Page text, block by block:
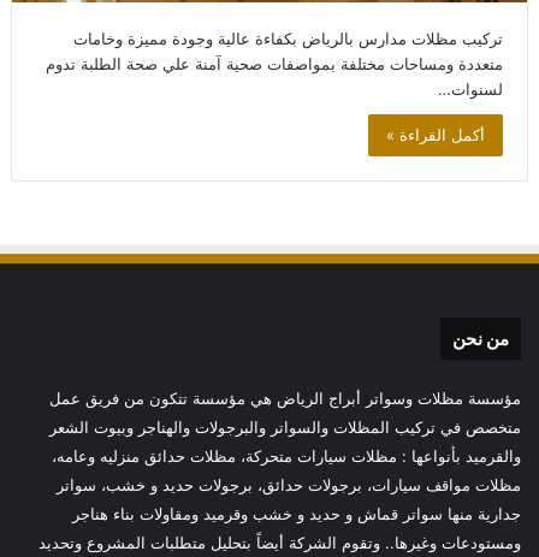
تركيب مظلات مدارس بالرياض بكفاءة عالية وجودة مميزة وخامات
متعددة ومساحات مختلفة بمواصفات صحية آمنة علي صحة الطلبة تدوم
لسنوات…
أكمل القراءة »
من نحن
مؤسسة مظلات وسواتر أبراج الرياض هي مؤسسة تتكون من فريق عمل
متخصص في تركيب المظلات والسواتر والبرجولات والهناجر وبيوت الشعر
والقرميد بأنواعها : مظلات سيارات متحركة، مظلات حدائق منزليه وعامه،
مظلات مواقف سيارات، برجولات حدائق، برجولات حديد و خشب، سواتر
جدارية منها سواتر قماش و حديد و خشب وقرميد ومقاولات بناء هناجر
ومستودعات وغيرها.. وتقوم الشركة أيضاً بتحليل متطلبات المشروع وتحديد